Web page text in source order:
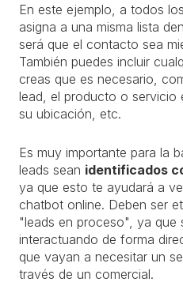
En este ejemplo, a todos
asigna a una misma lista
será que el contacto sea
También puedes incluir
creas que es necesario,
lead, el producto o servicio
su ubicación, etc.
Es muy importante para la
leads sean identificados
ya que esto te ayudará a
chatbot online. Deben ser
"leads en proceso", ya que
interactuando de forma
que vayan a necesitar un
través de un comercial.